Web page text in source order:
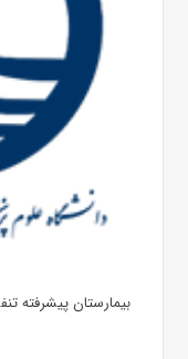
بیمارستان پیشرفته